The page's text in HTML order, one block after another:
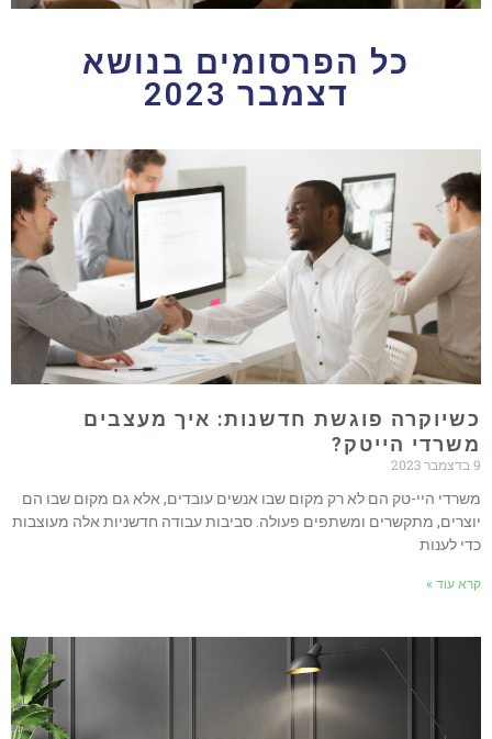
כל הפרסומים בנושא
דצמבר 2023
כשיוקרה פוגשת חדשנות: איך מעצבים
משרדי הייטק?
9 בדצמבר 2023
משרדי היי-טק הם לא רק מקום שבו אנשים עובדים, אלא גם מקום שבו הם
יוצרים, מתקשרים ומשתפים פעולה. סביבות עבודה חדשניות אלה מעוצבות
כדי לענות
קרא עוד »